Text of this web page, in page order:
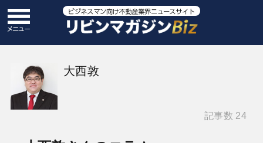
大西敦
記事数 24